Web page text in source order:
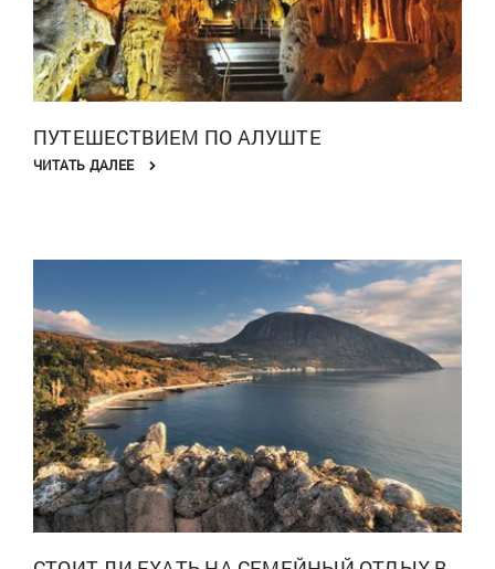
ПУТЕШЕСТВИЕМ ПО АЛУШТЕ
ЧИТАТЬ ДАЛЕЕ